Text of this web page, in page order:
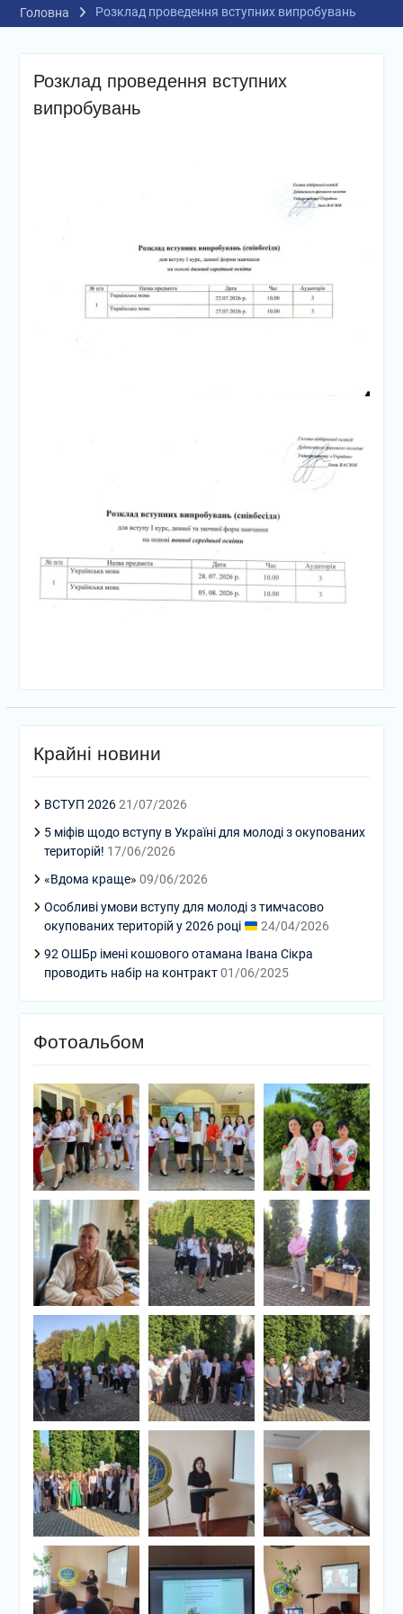
Головна Розклад проведення вступних випробувань
Розклад проведення вступних
випробувань
Крайні новини
ВСТУП 2026 21/07/2026
5 міфів щодо вступу в Україні для молоді з окупованих
територій! 17/06/2026
«Вдома краще» 09/06/2026
Особливі умови вступу для молоді з тимчасово
окупованих територій у 2026 році
24/04/2026
92 ОШБр імені кошового отамана Івана Сікра
проводить набір на контракт 01/06/2025
Фотоальбом